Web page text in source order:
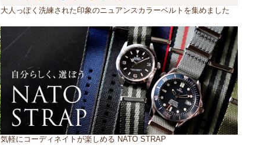
大人っぽく洗練された印象のニュアンスカラーベルトを集めました
気軽にコーディネイトが楽しめる NATO STRAP